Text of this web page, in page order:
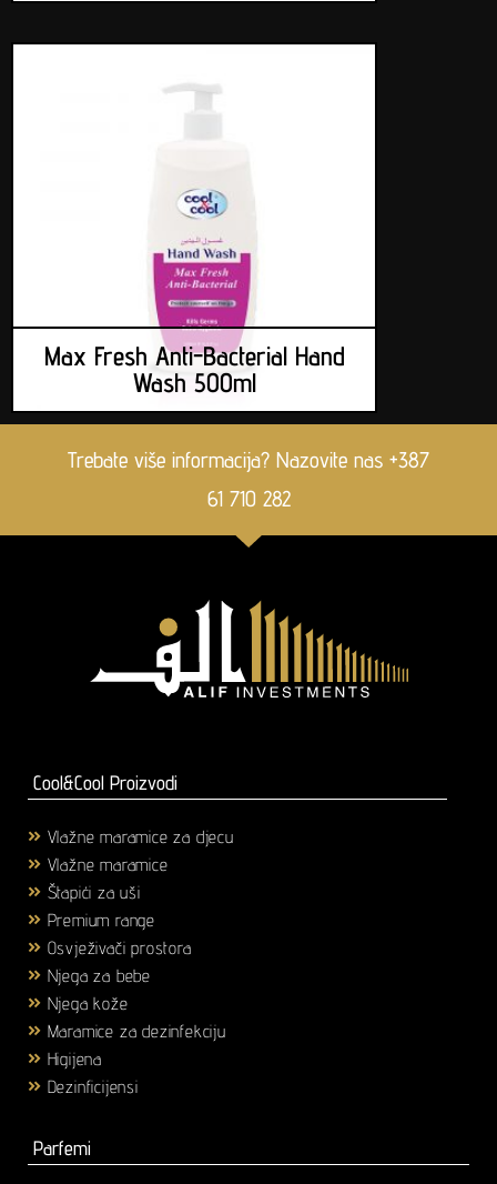
Max Fresh Anti-Bacterial Hand
Wash 500ml
Trebate više informacija? Nazovite nas +387
61 710 282
Cool&Cool Proizvodi
Vlažne maramice za djecu
Vlažne maramice
Štapići za uši
Premium range
Osvježivači prostora
Njega za bebe
Njega kože
Maramice za dezinfekciju
Higijena
Dezinficijensi
Parfemi